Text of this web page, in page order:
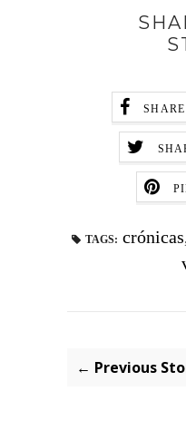
TAGS: crónicas
← Previous